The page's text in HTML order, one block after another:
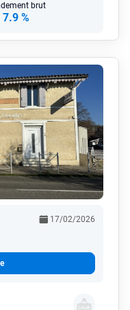
brut
7.9 %
17/02/2026